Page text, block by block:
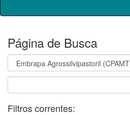
Página de Busca
Filtros correntes: